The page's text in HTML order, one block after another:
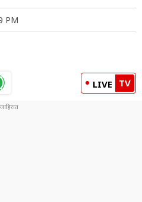
PM
LIVE TV